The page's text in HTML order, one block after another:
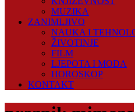
MUZIKA
ZANIMLJIVO
NAUKA I
ŽIVOTINJE
FILM
LJEPOTA I MODA
HOROSKOP
KONTAKT